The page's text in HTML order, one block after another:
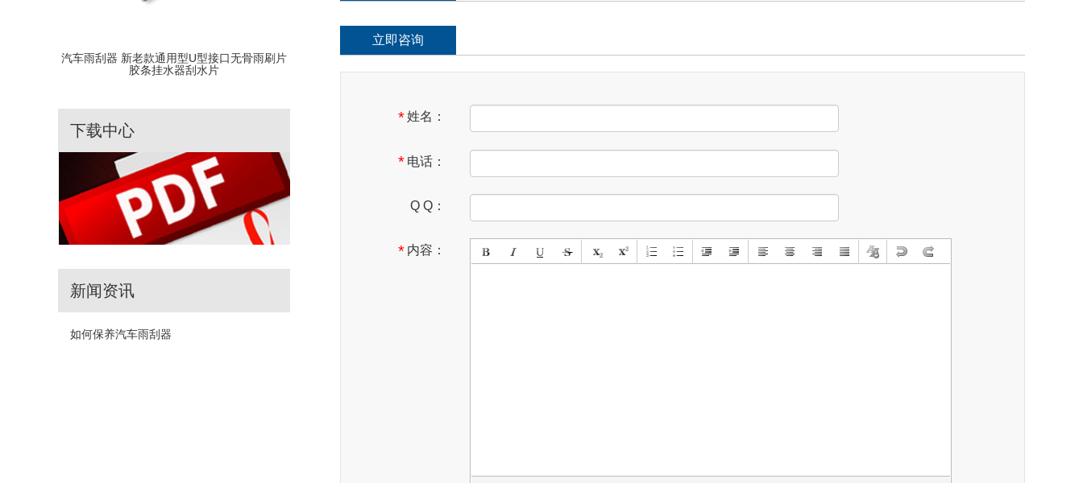
汽车雨刮器 新老款通用型U型接口无骨雨刷片
胶条挂水器刮水片
汽车通用型雨刮器 无骨雨刷片胶条新老款专用
雨挂器U型刮水器
汽车蜡白色黑色车专用打蜡去污上光保养防护
蜡红色银色通用划痕蜡
汽车铝合金轮毂笔 银色钢圈划痕刮擦翻新修补
漆笔自喷漆套装
点缤汽车小补土套
下载中心
新闻资讯
如何保养汽车雨刮器
立即咨询
*姓名：
* 电话：
Q Q：
* 内容：